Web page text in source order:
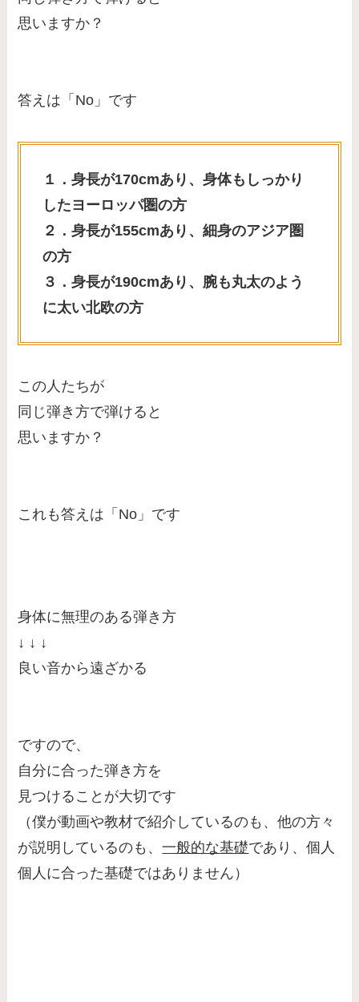
思いますか？
答えは「No」です
１．身長が170cmあり、身体もしっかり
したヨーロッパ圏の方
２．身長が155cmあり、細身のアジア圏
の方
３．身長が190cmあり、腕も丸太のよう
に太い北欧の方
この人たちが
同じ弾き方で弾けると
思いますか？
これも答えは「No」です
身体に無理のある弾き方
↓ ↓ ↓
良い音から遠ざかる
ですので、
自分に合った弾き方を
見つけることが大切です
（僕が動画や教材で紹介しているのも、他の方々
が説明しているのも、一般的な基礎であり、個人
個人に合った基礎ではありません）